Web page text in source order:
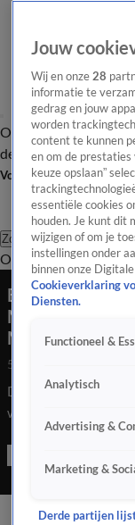
Overzicht
de redactie
Volg Shownieuws
Zoeken
Overzicht
Ben van der
Marjolein Faber
Migratie
5 juni 2025, 23:21
De Oranjezomer-
worden van
Jouw
Wij en onze 28
informatie te
gedrag en jouw
worden
content te kunnen
en om de
keuze opslaan”
essentiële cookies
houden. Je kunt dit
wijzigen of om je
instellingen onder
binnen onze
Cookieverklaring
Diensten.
Functioneel &
Analytisch
Advertising &
Marketing &
Derde partijen